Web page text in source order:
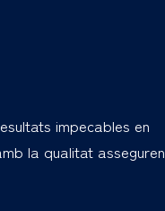
impecables en
la qualitat asseguren